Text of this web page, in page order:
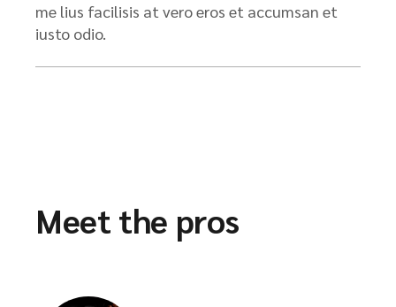
me lius facilisis at vero eros et accumsan et
iusto odio.
Meet the pros